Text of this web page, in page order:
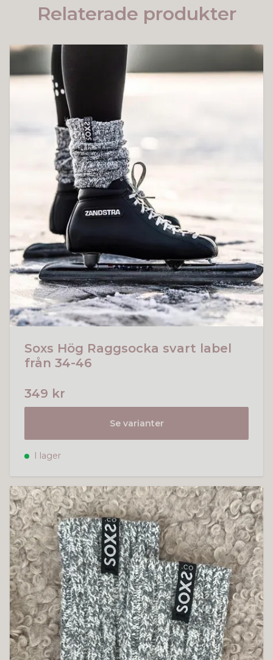
Relaterade produkter
Soxs Hög Raggsocka svart label
från 34-46
349 kr
Se varianter
I lager